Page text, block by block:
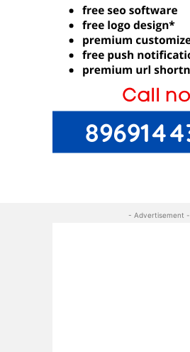
- Advertisement -